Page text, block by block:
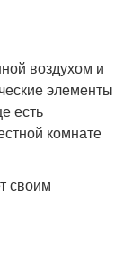
воздухом и
элементы
есть
комнате
своим